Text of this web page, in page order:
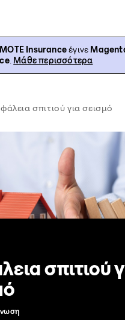
Insuranceέγινε
. Μάθε περισσότερα
σπιτιού για σεισμό
σπιτιού